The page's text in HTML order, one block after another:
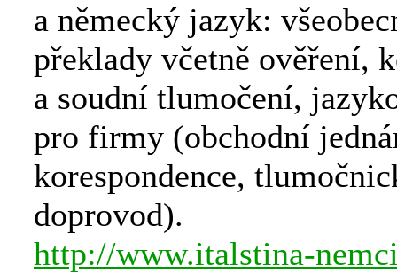
a německý jazyk:
překlady včetně ověření,
a soudní tlumočení,
pro firmy (obchodní
korespondence,
doprovod).
http://www.italstina-